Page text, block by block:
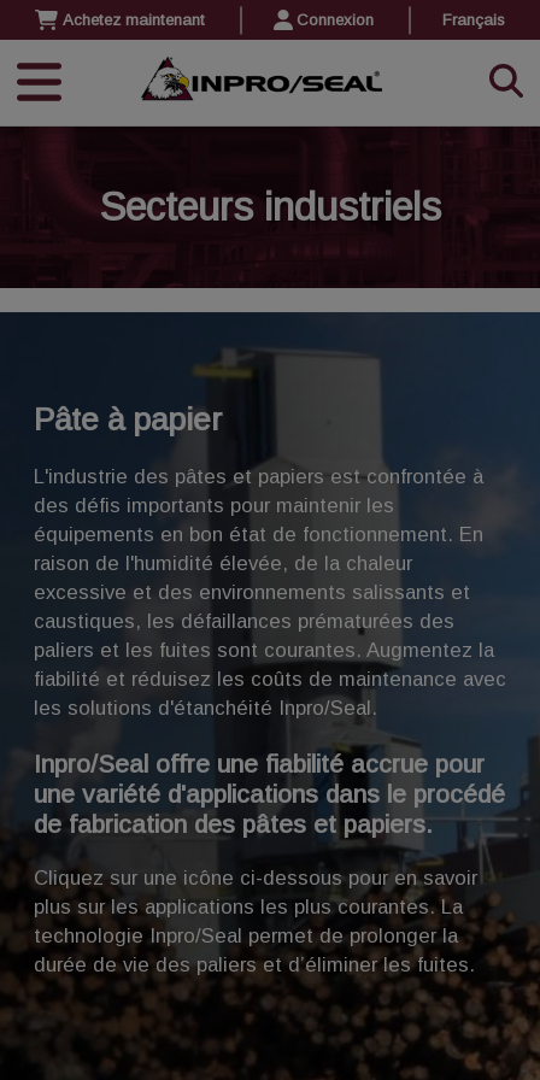
Achetez maintenant Connexion Français
Secteurs industriels
Pâte à papier
L'industrie des pâtes et papiers est confrontée à
des défis importants pour maintenir les
équipements en bon état de fonctionnement. En
raison de l'humidité élevée, de la chaleur
excessive et des environnements salissants et
caustiques, les défaillances prématurées des
paliers et les fuites sont courantes. Augmentez la
fiabilité et réduisez les coûts de maintenance avec
les solutions d'étanchéité Inpro/Seal.
Inpro/Seal offre une fiabilité accrue pour
une variété d'applications dans le procédé
de fabrication des pâtes et papiers.
Cliquez sur une icône ci-dessous pour en savoir
plus sur les applications les plus courantes. La
technologie Inpro/Seal permet de prolonger la
durée de vie des paliers et d’éliminer les fuites.